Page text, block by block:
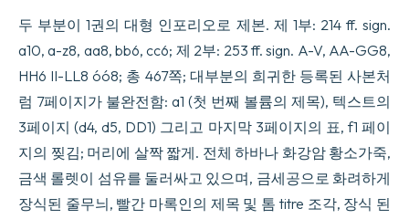
두 부분이 1권의 대형 인포리오로 제본. 제 1부: 214 ff. sign.
a10, a-z8, aa8, bb6, cc6; 제 2부: 253 ff. sign. A-V, AA-GG8,
HH6 II-LL8 óó8; 총 467쪽; 대부분의 희귀한 등록된 사본처
럼 7페이지가 불완전함: a1 (첫 번째 볼륨의 제목), 텍스트의
3페이지 (d4, d5, DD1) 그리고 마지막 3페이지의 표, f1 페이
지의 찢김; 머리에 살짝 짧게. 전체 하바나 화강암 황소가죽,
금색 롤렛이 섬유를 둘러싸고 있으며, 금세공으로 화려하게
장식된 줄무늬, 빨간 마록인의 제목 및 톰 titre 조각, 장식 된